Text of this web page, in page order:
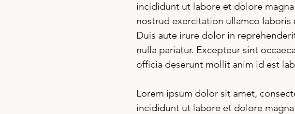
incididunt ut labore et dolore
nostrud exercitation ullamco
Duis aute irure dolor in
nulla pariatur. Excepteur sint
officia deserunt mollit anim id est
Lorem ipsum dolor sit amet,
incididunt ut labore et dolore